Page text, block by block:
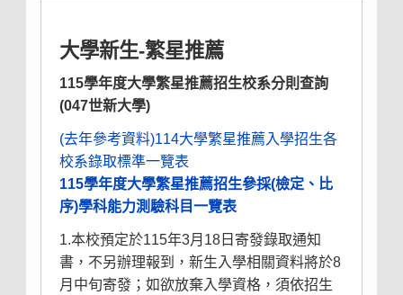
大學新生-繁星推薦
115學年度大學繁星推薦招生校系分則查詢
(047世新大學)
(去年參考資料)114大學繁星推薦入學招生各
校系錄取標準一覽表
115學年度大學繁星推薦招生參採(檢定、比
序)學科能力測驗科目一覽表
1.本校預定於115年3月18日寄發錄取通知
書，不另辦理報到，新生入學相關資料將於8
月中旬寄發；如欲放棄入學資格，須依招生